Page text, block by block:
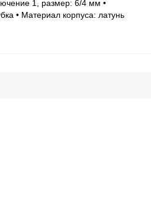
1, размер: 6/4 мм •
• Материал корпуса: латунь